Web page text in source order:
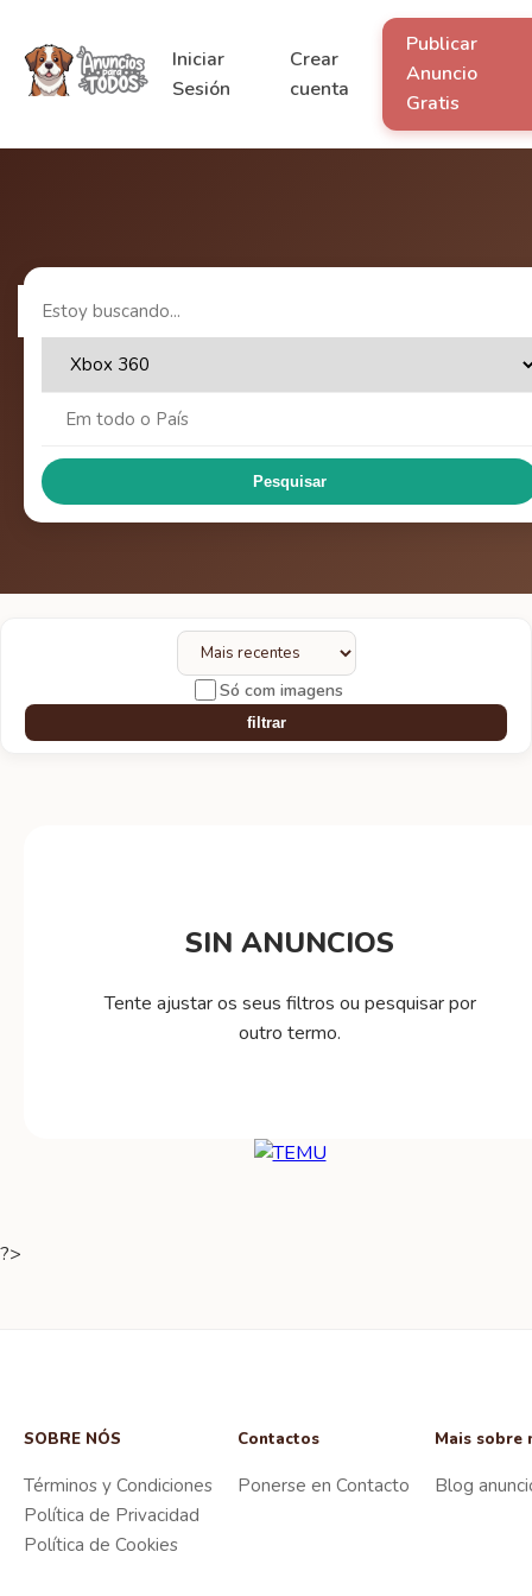
Iniciar
Sesión
Crear
cuenta
Publicar
Anuncio
Gratis
Pesquisar
Só com imagens
filtrar
SIN ANUNCIOS
Tente ajustar os seus filtros ou pesquisar por
outro termo.
?>
SOBRE NÓS
Términos y Condiciones
Política de Privacidad
Política de Cookies
Contactos
Ponerse en Contacto
Mais sobre
Blog